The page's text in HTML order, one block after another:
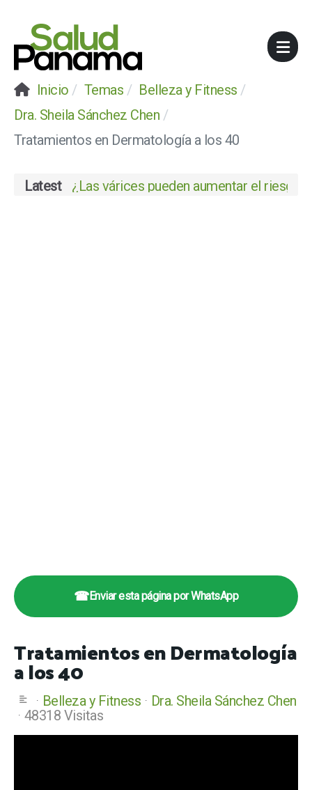
Inicio Temas
Belleza y Fitness
Dra. Sheila Sánchez Chen
Tratamientos en Dermatología a los 40
Latest ¿Las várices pueden aumentar el riesgo
☎Enviar esta página por WhatsApp
Tratamientos en Dermatología
a los 40
Belleza y Fitness
Dra. Sheila Sánchez Chen
48318 Visitas